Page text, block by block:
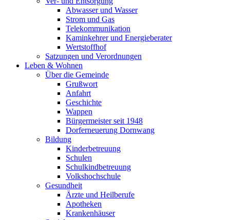
Abwasser und Wasser
Strom und Gas
Telekommunikation
Kaminkehrer und Energieberater
Wertstoffhof
Satzungen und Verordnungen
Leben & Wohnen
Über die Gemeinde
Grußwort
Anfahrt
Geschichte
Wappen
Bürgermeister seit 1948
Dorferneuerung Dornwang
Bildung
Kinderbetreuung
Schulen
Schulkindbetreuung
Volkshochschule
Gesundheit
Ärzte und Heilberufe
Apotheken
Krankenhäuser